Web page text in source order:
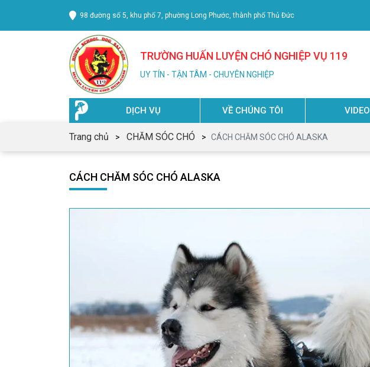
98 đường số 5, khu phố 7, phường Long Phước, thành phố Thủ Đức
TRƯỜNG HUẤN LUYỆN CHÓ NGHIỆP VỤ 119
UY TÍN - TẬN TÂM - CHUYÊN NGHIỆP
DỊCH VỤ VỀ CHÚNG TÔI VIDEO
Trang chủ CHĂM SÓC CHÓ CÁCH CHĂM SÓC CHÓ ALASKA
CÁCH CHĂM SÓC CHÓ ALASKA